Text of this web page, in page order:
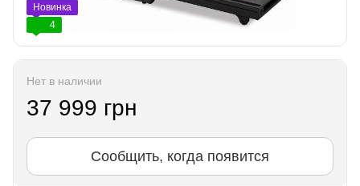
Новинка
4
Нет в наличии
37 999 грн
Сообщить, когда появится